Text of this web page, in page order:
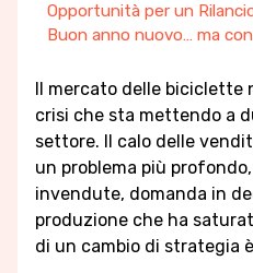
Opportunità per un
Buon anno nuovo… ma
Il mercato delle biciclette
crisi che sta mettendo a
settore. Il calo delle
un problema più
invendute, domanda in
produzione che ha
di un cambio di strategia